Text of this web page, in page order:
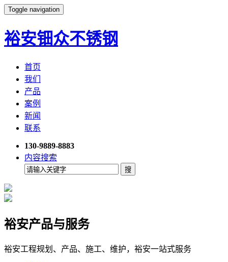
Toggle navigation
裕安钿众不锈钢
首页
我们
产品
案例
新闻
联系
130-9889-8883
内容搜索
裕安产品与服务
裕安工程规划、产品、施工、维护，裕安一站式服务